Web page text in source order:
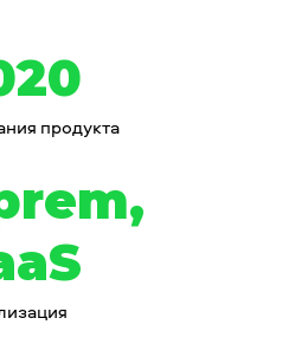
продукта